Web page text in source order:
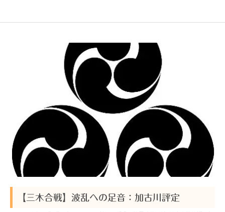
衆
【三木合戦】波乱への足音：加古川評定